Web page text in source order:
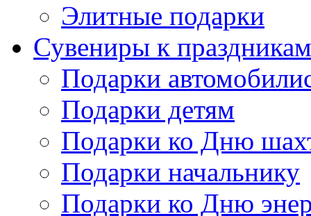
Элитные подарки
Сувениры к праздникам
Подарки
Подарки детям
Подарки ко Дню
Подарки начальнику
Подарки ко Дню